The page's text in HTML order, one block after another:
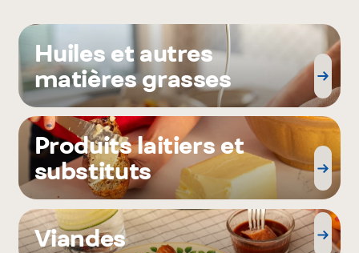
Huiles et autres
matières grasses
Produits laitiers et
substituts
Viandes